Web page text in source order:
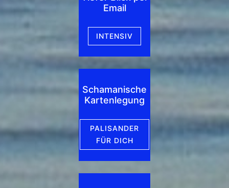
Email
INTENSIV
Schamanische
Kartenlegung
PALISANDER
FÜR DICH